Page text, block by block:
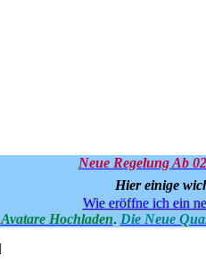
Neue Regelung Ab
Hier einige
Wie eröffne ich ein
Avatare Hochladen. Die Neue